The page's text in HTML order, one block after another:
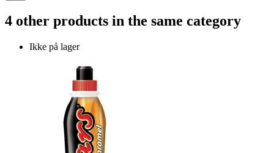
4 other products in the same category
Ikke på lager